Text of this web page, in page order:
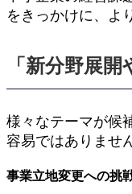
をきっかけに、よ
「新分野展
様々なテーマが候
容易ではありませ
事業立地変更への挑